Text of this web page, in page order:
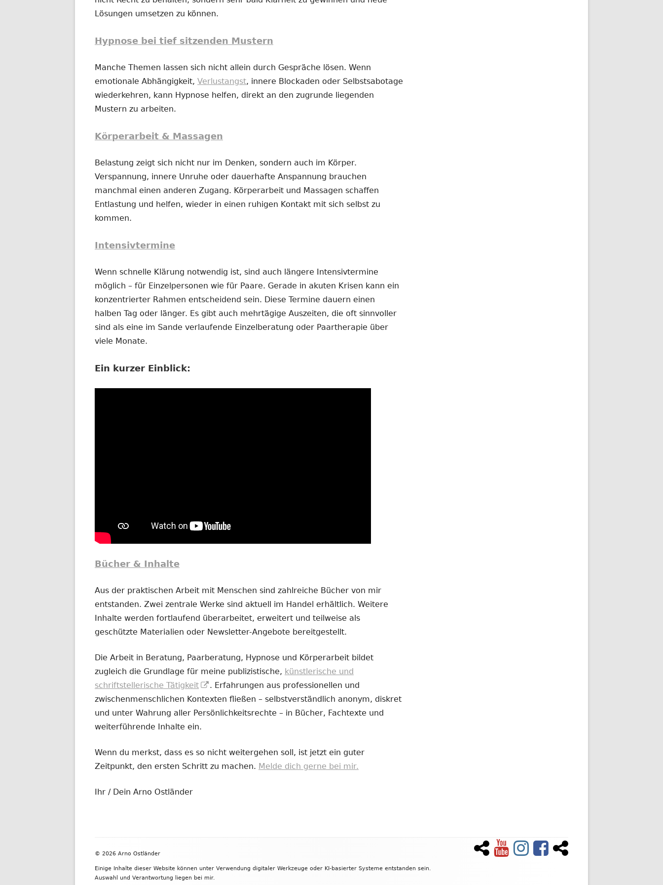
Lösungen umsetzen zu können.
Hypnose bei tief sitzenden Mustern
Manche Themen lassen sich nicht allein durch Gespräche lösen. Wenn
emotionale Abhängigkeit, Verlustangst, innere Blockaden oder Selbstsabotage
wiederkehren, kann Hypnose helfen, direkt an den zugrunde liegenden
Mustern zu arbeiten.
Körperarbeit & Massagen
Belastung zeigt sich nicht nur im Denken, sondern auch im Körper.
Verspannung, innere Unruhe oder dauerhafte Anspannung brauchen
manchmal einen anderen Zugang. Körperarbeit und Massagen schaffen
Entlastung und helfen, wieder in einen ruhigen Kontakt mit sich selbst zu
kommen.
Intensivtermine
Wenn schnelle Klärung notwendig ist, sind auch längere Intensivtermine
möglich – für Einzelpersonen wie für Paare. Gerade in akuten Krisen kann ein
konzentrierter Rahmen entscheidend sein. Diese Termine dauern einen
halben Tag oder länger. Es gibt auch mehrtägige Auszeiten, die oft sinnvoller
sind als eine im Sande verlaufende Einzelberatung oder Paartherapie über
viele Monate.
Ein kurzer Einblick:
Bücher & Inhalte
Aus der praktischen Arbeit mit Menschen sind zahlreiche Bücher von mir
entstanden. Zwei zentrale Werke sind aktuell im Handel erhältlich. Weitere
Inhalte werden fortlaufend überarbeitet, erweitert und teilweise als
geschützte Materialien oder Newsletter-Angebote bereitgestellt.
Die Arbeit in Beratung, Paarberatung, Hypnose und Körperarbeit bildet
zugleich die Grundlage für meine publizistische, künstlerische und
schriftstellerische Tätigkeit
In
neuem
Fenster
. Erfahrungen aus professionellen und
zwischenmenschlichen Kontexten fließen – selbstverständlich anonym, diskret
und unter Wahrung aller Persönlichkeitsrechte – in Bücher, Fachtexte und
weiterführende Inhalte ein.
Wenn du merkst, dass es so nicht weitergehen soll, ist jetzt ein guter
Zeitpunkt, den ersten Schritt zu machen. Melde dich gerne bei mir.
Ihr / Dein Arno Ostländer
Inhalt
© 2026 Arno Ostländer
Einige Inhalte dieser Website können unter Verwendung digitaler Werkzeuge oder KI-basierter Systeme entstanden sein.
Auswahl und Verantwortung liegen bei mir.
NewsletterYouTubeInstagramFacebookTiktok